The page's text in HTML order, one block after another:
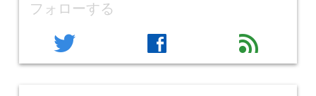
フォローする
twitter facebook feed